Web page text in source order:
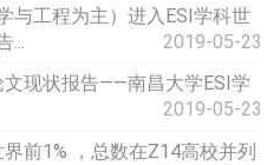
与工程为主）进入ESI学科世
2019-05-23
现状报告——南昌大学ESI学
2019-05-23
前1% ，总数在Z14高校并列